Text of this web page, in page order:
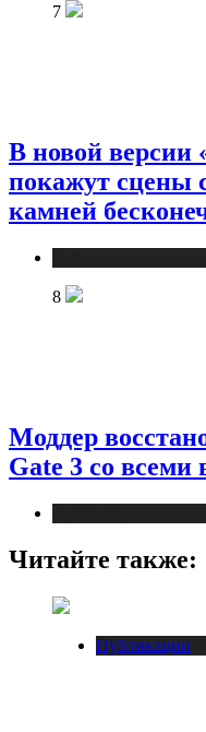
7
В новой
покажут сцены
камней
8
Моддер
Gate 3 со
Читайте также:
Публикации